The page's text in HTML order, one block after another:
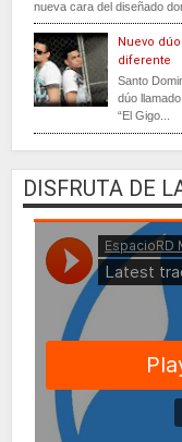
nueva cara del diseñado
Nuevo
diferente
Santo
dúo
“El Gigo...
DISFRUTA DE